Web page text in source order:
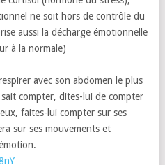
ne soit hors de contrôle du
aussi la décharge émotionnelle
à la normale)
avec son abdomen le plus
compter, dites-lui de compter
faites-lui compter sur ses
sur ses mouvements et